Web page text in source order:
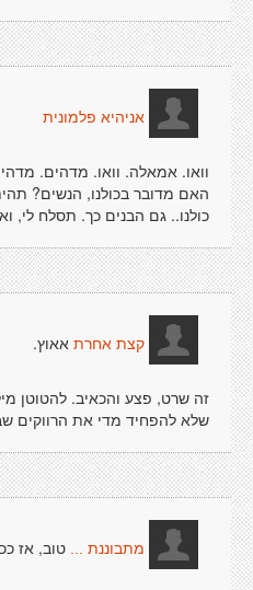
אניהיא פלמונית
וואו. אמאלה. וואו. מדהים.
האם מדובר בכולנו, הנשים?
כולנו.. גם הבנים כך. תסלח לי,
קצת אחרת אאוץ.
זה שרט, פצע והכאיב. להטוטן
שלא להפחיד מדי את הרווקים
מתבוננת ... טוב, אז